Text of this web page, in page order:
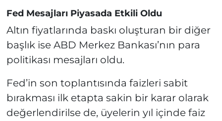
Fed Mesajları Piyasada Etkili Oldu
Altın fiyatlarında baskı oluşturan bir diğer
başlık ise ABD Merkez Bankası’nın para
politikası mesajları oldu.
Fed’in son toplantısında faizleri sabit
bırakması ilk etapta sakin bir karar olarak
değerlendirilse de, üyelerin yıl içinde faiz